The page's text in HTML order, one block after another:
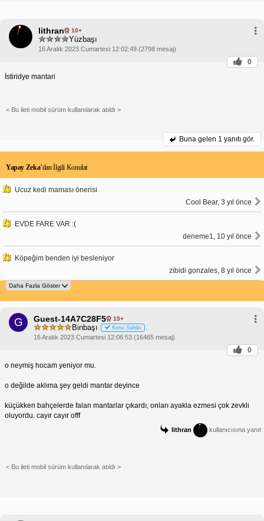
lithran 10+
Yüzbaşı
16 Aralık 2023 Cumartesi 12:02:49 (2798 mesaj)
0
İstiridye mantari
< Bu ileti mobil sürüm kullanılarak atıldı >
Buna gelen 1 yanıtı gör.
Yapay Zeka’dan İlgili Konular
Ucuz kedi maması önerisi
Cool Bear, 3 yıl önce
EVDE FARE VAR :(
deneme1, 10 yıl önce
Köpeğim benden iyi besleniyor
zibidi gonzales, 8 yıl önce
G Guest-14A7C28F5 15+
Binbaşı Konu Sahibi
16 Aralık 2023 Cumartesi 12:06:53 (16465 mesaj)
0
o neymiş hocam yeniyor mu.
o değilde aklıma şey geldi mantar deyince
küçükken bahçelerde falan mantarlar çıkardı, onları ayakla ezmesi çok zevkli
oluyordu. cayır cayır offf
lithran kullanıcısına yanıt
< Bu ileti mobil sürüm kullanılarak atıldı >